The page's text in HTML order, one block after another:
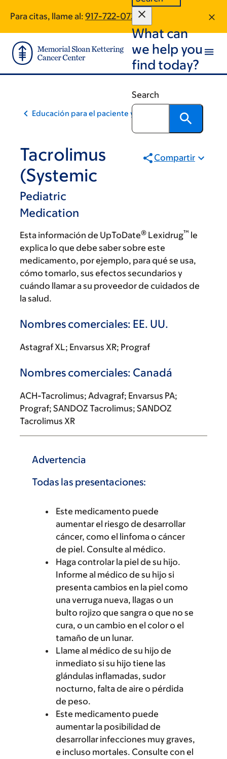
main
content
footer
Para citas, llame al: 917-722-0730
What can
we help you
find today?
Search
Educación para el paciente y la comunidad
Tacrolimus
(Systemic
Pediatric
Medication
Compartir
Esta información de UpToDate® Lexidrug™ le
explica lo que debe saber sobre este
medicamento, por ejemplo, para qué se usa,
cómo tomarlo, sus efectos secundarios y
cuándo llamar a su proveedor de cuidados de
la salud.
Nombres comerciales: EE. UU.
Astagraf XL; Envarsus XR; Prograf
Nombres comerciales: Canadá
ACH-Tacrolimus; Advagraf; Envarsus PA;
Prograf; SANDOZ Tacrolimus; SANDOZ
Tacrolimus XR
Advertencia
Todas las presentaciones:
Este medicamento puede
aumentar el riesgo de desarrollar
cáncer, como el linfoma o cáncer
de piel. Consulte al médico.
Haga controlar la piel de su hijo.
Informe al médico de su hijo si
presenta cambios en la piel como
una verruga nueva, llagas o un
bulto rojizo que sangra o que no se
cura, o un cambio en el color o el
tamaño de un lunar.
Llame al médico de su hijo de
inmediato si su hijo tiene las
glándulas inflamadas, sudor
nocturno, falta de aire o pérdida
de peso.
Este medicamento puede
aumentar la posibilidad de
desarrollar infecciones muy graves,
e incluso mortales. Consulte con el